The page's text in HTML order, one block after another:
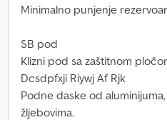
Minimalno punjenje
SB pod
Klizni pod sa zaštitnom
Dcsdpfxji Riywj Af Rjk
Podne daske od
žljebovima.